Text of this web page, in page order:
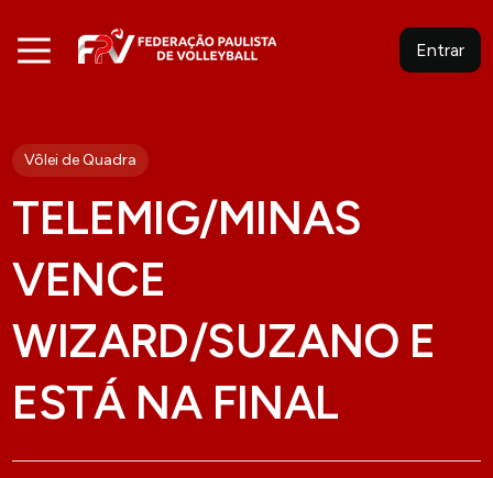
Entrar
Vôlei de Quadra
TELEMIG/MINAS
VENCE
WIZARD/SUZANO E
ESTÁ NA FINAL